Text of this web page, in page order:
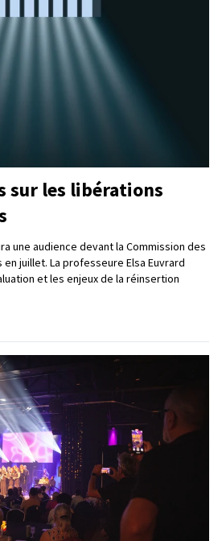
sur les libérations
une audience devant la Commission des
juillet. La professeure Elsa Euvrard
et les enjeux de la réinsertion